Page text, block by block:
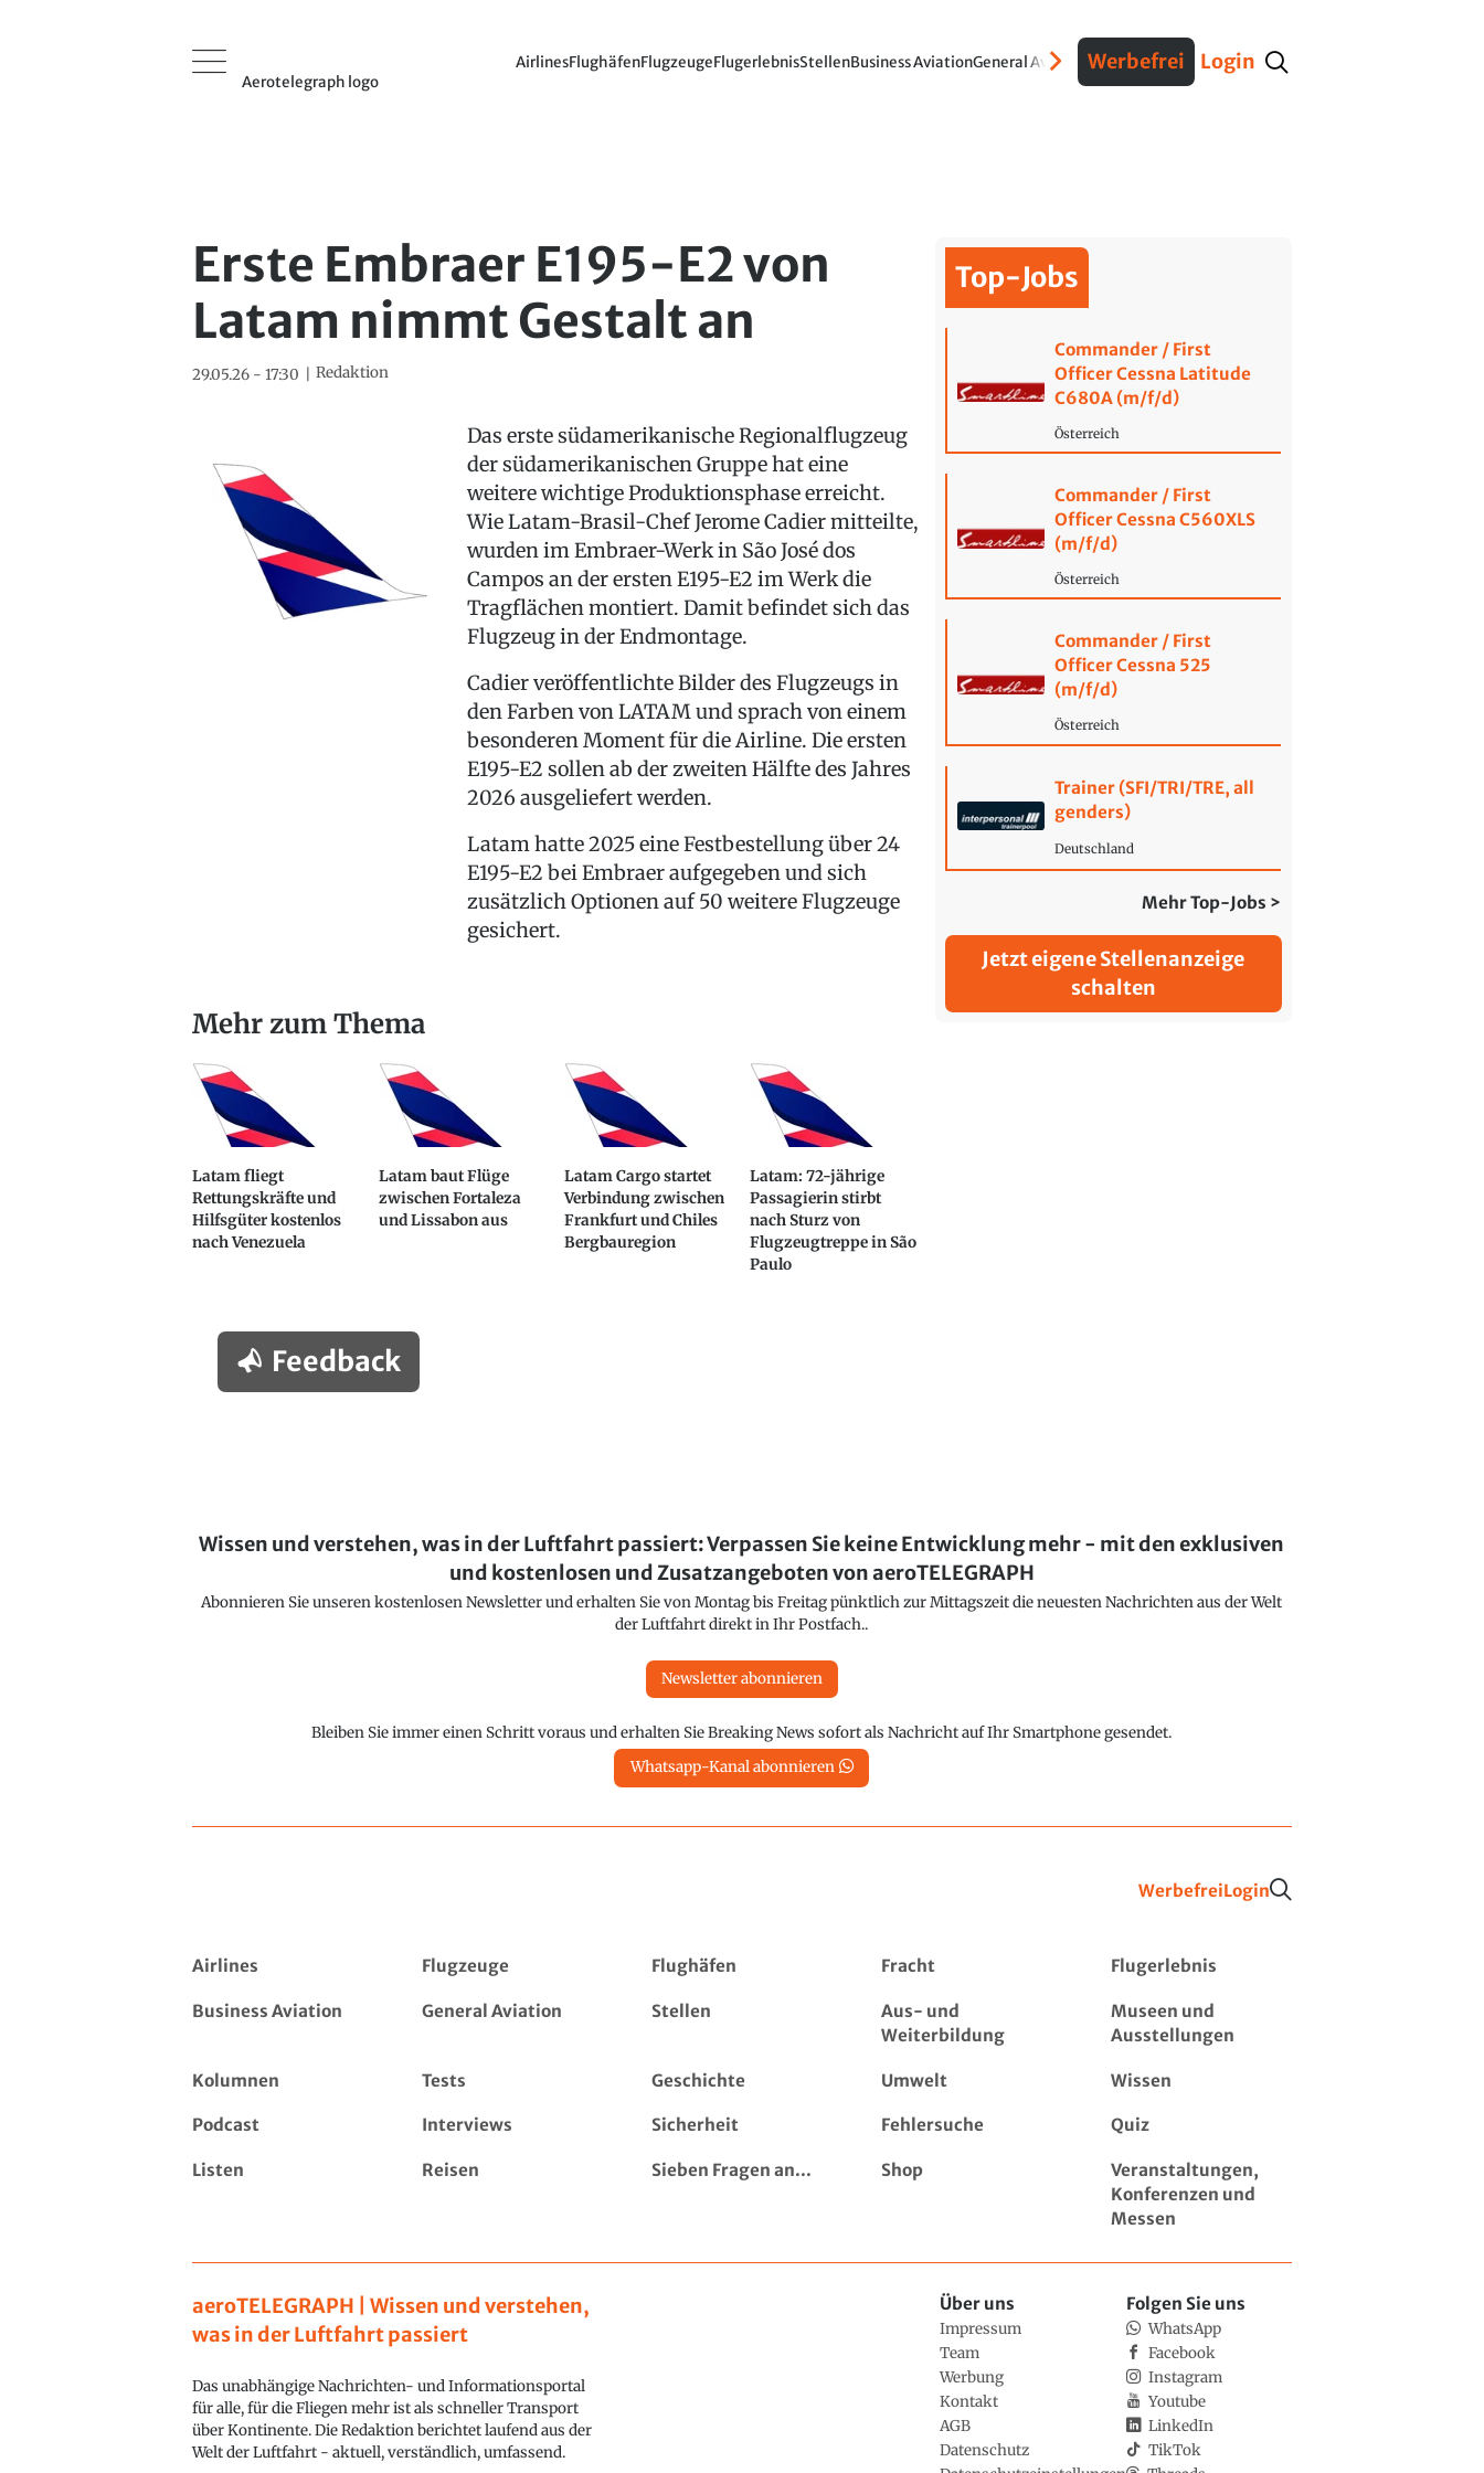
Aerotelegraph logo
AirlinesFlughäfenFlugzeugeFlugerlebnisStellenBusiness AviationGeneral AviationVerteidigungInterviews Fracht
Werbefrei Login
Erste Embraer E195-E2 von
Latam nimmt Gestalt an
29.05.26 - 17:30 Redaktion
Das erste südamerikanische Regionalflugzeug
der südamerikanischen Gruppe hat eine
weitere wichtige Produktionsphase erreicht.
Wie Latam-Brasil-Chef Jerome Cadier mitteilte,
wurden im Embraer-Werk in São José dos
Campos an der ersten E195-E2 im Werk die
Tragflächen montiert. Damit befindet sich das
Flugzeug in der Endmontage.
Cadier veröffentlichte Bilder des Flugzeugs in
den Farben von LATAM und sprach von einem
besonderen Moment für die Airline. Die ersten
E195-E2 sollen ab der zweiten Hälfte des Jahres
2026 ausgeliefert werden.
Latam hatte 2025 eine Festbestellung über 24
E195-E2 bei Embraer aufgegeben und sich
zusätzlich Optionen auf 50 weitere Flugzeuge
gesichert.
Mehr zum Thema
Latam fliegt
Rettungskräfte und
Hilfsgüter kostenlos
nach Venezuela
Latam baut Flüge
zwischen Fortaleza
und Lissabon aus
Latam Cargo startet
Verbindung zwischen
Frankfurt und Chiles
Bergbauregion
Latam: 72-jährige
Passagierin stirbt
nach Sturz von
Flugzeugtreppe in São
Paulo
Feedback
Top-Jobs
Commander / First
Officer Cessna Latitude
C680A (m/f/d)
Österreich
Commander / First
Officer Cessna C560XLS
(m/f/d)
Österreich
Commander / First
Officer Cessna 525
(m/f/d)
Österreich
Trainer (SFI/TRI/TRE, all
genders)
Deutschland
Mehr Top-Jobs >
Jetzt eigene Stellenanzeige
schalten
Wissen und verstehen, was in der Luftfahrt passiert: Verpassen Sie keine Entwicklung mehr - mit den exklusiven
und kostenlosen und Zusatzangeboten von aeroTELEGRAPH
Abonnieren Sie unseren kostenlosen Newsletter und erhalten Sie von Montag bis Freitag pünktlich zur Mittagszeit die neuesten Nachrichten aus der Welt
der Luftfahrt direkt in Ihr Postfach..
Newsletter abonnieren
Bleiben Sie immer einen Schritt voraus und erhalten Sie Breaking News sofort als Nachricht auf Ihr Smartphone gesendet.
Whatsapp-Kanal abonnieren
WerbefreiLogin
Airlines Flugzeuge Flughäfen Fracht Flugerlebnis
Business Aviation General Aviation Stellen
Aus- und
Weiterbildung
Museen und
Ausstellungen
Kolumnen Tests Geschichte Umwelt Wissen
Podcast Interviews Sicherheit Fehlersuche Quiz
Listen Reisen Sieben Fragen an... Shop
Veranstaltungen,
Konferenzen und
Messen
aeroTELEGRAPH | Wissen und verstehen,
was in der Luftfahrt passiert
Das unabhängige Nachrichten- und Informationsportal
für alle, für die Fliegen mehr ist als schneller Transport
über Kontinente. Die Redaktion berichtet laufend aus der
Welt der Luftfahrt - aktuell, verständlich, umfassend.
Über uns
Impressum
Team
Werbung
Kontakt
AGB
Datenschutz
Folgen Sie uns
WhatsApp
Facebook
Instagram
Youtube
LinkedIn
TikTok